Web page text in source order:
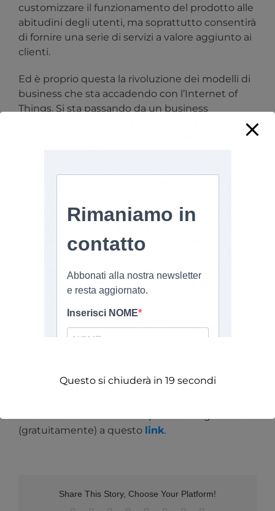
customizzare il funzionamento del prodotto alle
abitudini degli utenti, ma soprattutto consentirà
di fornire una serie di servizi a valore aggiunto ai
clienti.
Ed è proprio questa la rivoluzione dei modelli di
business che sta accadendo con l’Internet of
Things. Si sta passando da un business
focalizzato sulla commercializzazione di prodotti
dati relativi non solo alla performance dei propri
loro clienti. E tutto questo sta accadendo
europeo sul trattamento dei dati personali
introduce sanzioni fino al 4% del fatturato
La rivoluzione dei modelli di business delle
dell’Internet of Things organizzato
(gratuitamente) a questo link.
Share This Story, Choose Your Platform!
Questo si chiuderà in 19 secondi